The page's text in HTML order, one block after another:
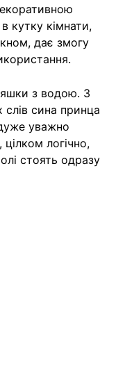
кутку кімнати,
дає змогу
з водою. З
сина принца
уважно
логічно,
стоять одразу